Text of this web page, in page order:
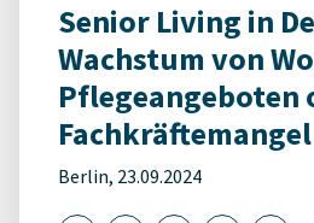
Senior Living in
Wachstum von
Pflegeangeboten
Berlin, 23.09.2024